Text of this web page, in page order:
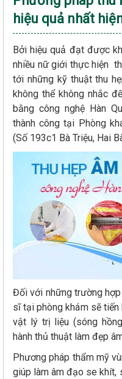
hiệu quả nhất
Bởi hiệu quả đạt được
nhiều nữ giới thực hiện
tới những kỹ thuật thu
không thể không nhắc
bằng công nghệ Hàn
thành công tại Phòng
(Số 193c1 Bà Triệu, Hai
Đối với những trường
sĩ tại phòng khám sẽ
vật lý trị liệu (sóng
hành thủ thuật làm đẹp
Phương pháp thẩm mỹ
giúp làm âm đạo se khít,